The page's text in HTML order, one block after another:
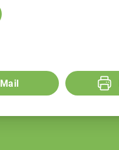
Mail